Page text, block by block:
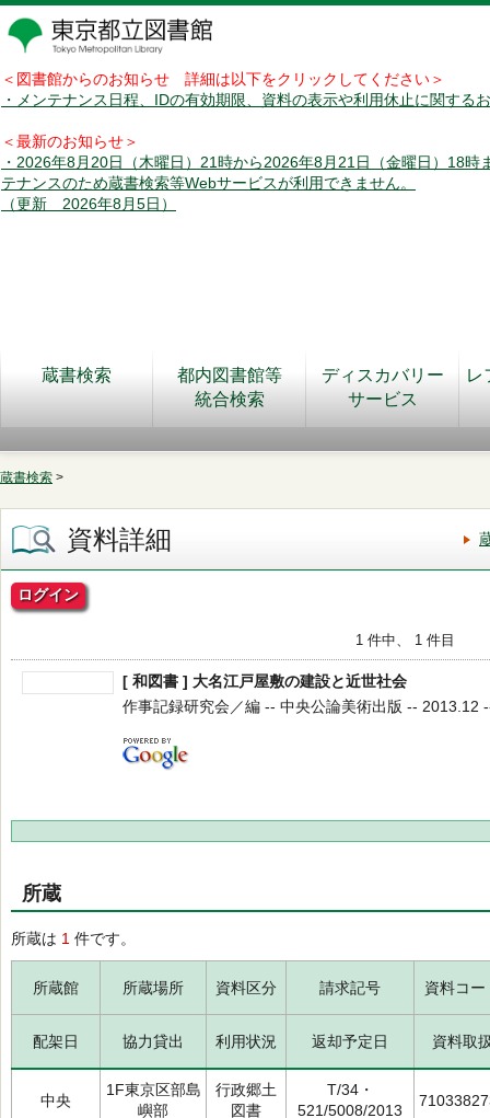
＜図書館からのお知らせ 詳細は以下をクリックしてください＞
・メンテナンス日程、IDの有効期限、資料の表示や利用休止に関する
＜最新のお知らせ＞
・2026年8月20日（木曜日）21時から2026年8月21日（金曜日）18時
テナンスのため蔵書検索等Webサービスが利用できません。
（更新 2026年8月5日）
蔵書検索
都内図書館等
統合検索
ディスカバリー
サービス
レ
蔵書検索 >
資料詳細
ログイン
1 件中、 1 件目
[ 和図書 ] 大名江戸屋敷の建設と近世社会
作事記録研究会／編 -- 中央公論美術出版 -- 2013.12
所蔵
所蔵は 1 件です。
所蔵館 所蔵場所 資料区分 請求記号 資料コー
配架日 協力貸出 利用状況 返却予定日 資料取
中央
1F東京区部島
嶼部
行政郷土
図書
T/34・
521/5008/2013